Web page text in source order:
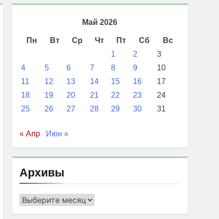
и Баку: Pосол Пакистана в
через Ормузский пролив: Багаи
Май 2026
Пн Вт Ср Чт Пт Сб
Вс
1
2
3
4
5 6 7 8 9
10
11
12 13 14 15 16
17
18
19 20 21 22 23
24
25
26 27 28 29 30 31
« Апр Июн »
Архивы
Архивы